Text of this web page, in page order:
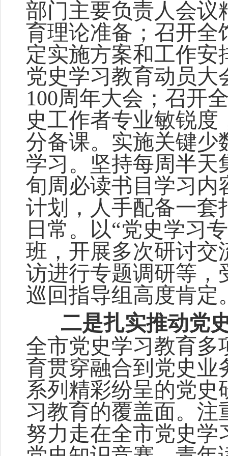
部门主要负责人会议
育理论准备；召开全
定实施方案和工作
党史学习教育动员
100周年大会；召开
史工作者专业敏锐
分备课。实施关键少
学习。坚持每周半天
旬周必读书目学习内
计划，人手配备一套
日常。以“党史学习
班，开展多次研讨交
访进行专题调研等，
巡回指导组高度肯定
二是扎实推动党
全市党史学习教育多
育贯穿融合到党史业
系列精彩纷呈的党史
习教育的覆盖面。 注
努力走在全市党史学